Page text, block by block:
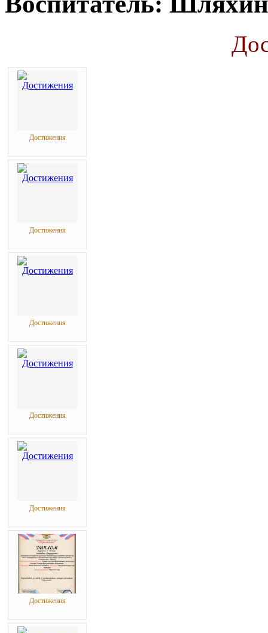
Достижения
Достижения
Достижения
Достижения
Достижения
Достижения